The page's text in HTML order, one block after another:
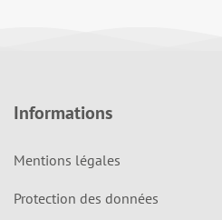
Informations
Mentions légales
Protection des données